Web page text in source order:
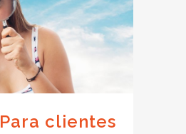
Para clientes